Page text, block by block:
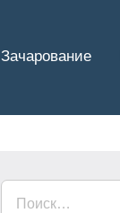
Зачарование